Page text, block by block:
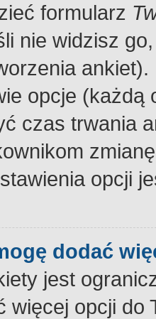
formularz
nie widzisz
opcje
czas trwania
opcji
dodać
jest
więcej opcji